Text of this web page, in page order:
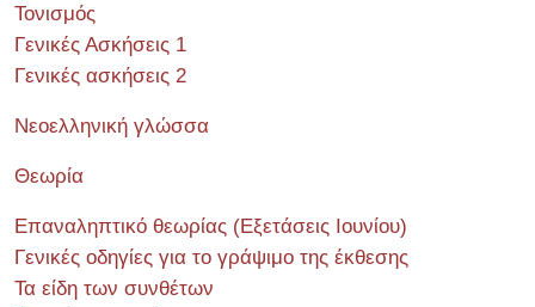
Τονισμός
Γενικές Ασκήσεις 1
Γενικές ασκήσεις 2
Νεοελληνική γλώσσα
Θεωρία
Επαναληπτικό θεωρίας (Εξετάσεις Ιουνίου)
Γενικές οδηγίες για το γράψιμο της έκθεσης
Τα είδη των συνθέτων